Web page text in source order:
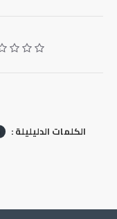
الكلمات الدليليلة :